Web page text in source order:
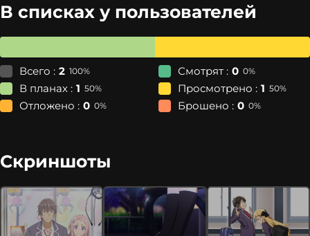
В списках у пользователей
Всего : 2 100% Смотрят : 0 0%
В планах : 1 50% Просмотрено : 1 50%
Отложено : 0 0% Брошено : 0 0%
Скриншоты